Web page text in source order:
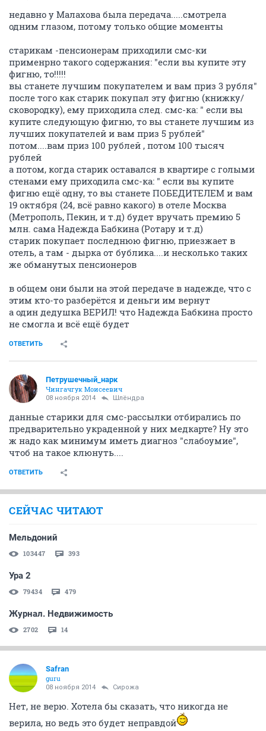
недавно у Малахова была передача.....смотрела
одним глазом, потому только общие моменты
старикам -пенсионерам приходили смс-ки
применрно такого содержания: "если вы купите эту
фигню, то!!!!!
вы станете лучшим покупателем и вам приз 3 рубля"
после того как старик покупал эту фигню (книжку/
сковородку), ему приходила след. смс-ка: " если вы
купите следующую фигню, то вы станете лучшим из
лучших покупателей и вам приз 5 рублей"
потом....вам приз 100 рублей , потом 100 тысяч
рублей
а потом, когда старик оставался в квартире с голыми
стенами ему приходила смс-ка: " если вы купите
фигню ещё одну, то вы станете ПОБЕДИТЕЛЕМ и вам
19 октября (24, всё равно какого) в отеле Москва
(Метрополь, Пекин, и т.д) будет вручать премию 5
млн. сама Надежда Бабкина (Ротару и т.д)
старик покупает последнюю фигню, приезжает в
отель, а там - дырка от бублика....и несколько таких
же обманутых пенсионеров
в общем они были на этой передаче в надежде, что с
этим кто-то разберётся и деньги им вернут
а один дедушка ВЕРИЛ! что Надежда Бабкина просто
не смогла и всё ещё будет
ОТВЕТИТЬ
Петрушечный_нарк
Чингачгук Моисеевич
08 ноября 2014 Шлёндра
данные старики для смс-рассылки отбирались по
предварительно украденной у них медкарте? Ну это
ж надо как минимум иметь диагноз "слабоумие",
чтоб на такое клюнуть....
ОТВЕТИТЬ
СЕЙЧАС ЧИТАЮТ
Мельдоний
103447 393
Ура 2
79434 479
Журнал. Недвижимость
2702 14
Safran
guru
08 ноября 2014 Сирожа
Нет, не верю. Хотела бы сказать, что никогда не
верила, но ведь это будет неправдой